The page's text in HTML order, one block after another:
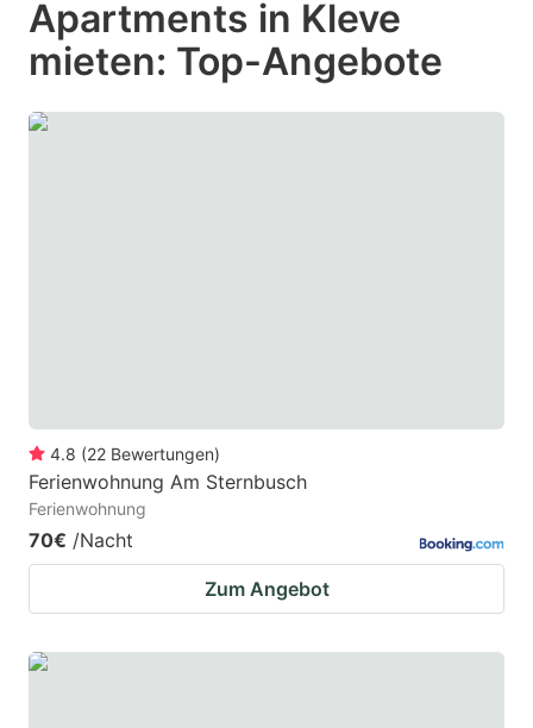
key
to
key
to
get
Apartments in Kleve
mieten: Top-Angebote
4.8 (22 Bewertungen)
Ferienwohnung Am Sternbusch
Ferienwohnung
70€ /Nacht
Zum Angebot